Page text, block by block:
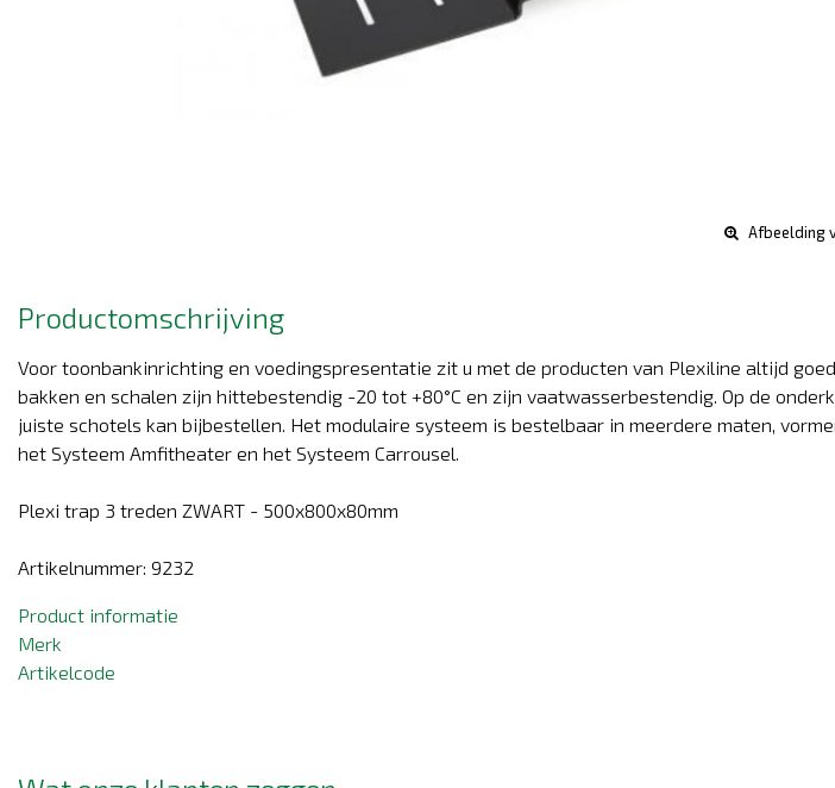
Afbeelding
Productomschrijving
Voor toonbankinrichting en voedingspresentatie zit u met de producten van Plexiline altijd
bakken en schalen zijn hittebestendig -20 tot +80°C en zijn vaatwasserbestendig. Op de
juiste schotels kan bijbestellen. Het modulaire systeem is bestelbaar in meerdere maten,
het Systeem Amfitheater en het Systeem Carrousel.
Plexi trap 3 treden ZWART - 500x800x80mm
Artikelnummer: 9232
Product informatie
Merk
Artikelcode